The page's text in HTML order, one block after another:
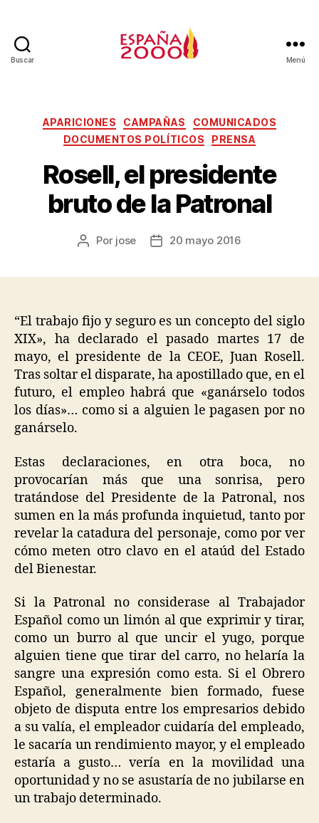
Buscar Menú
APARICIONES CAMPAÑAS
COMUNICADOS
DOCUMENTOS POLÍTICOS
PRENSA
Rosell, el presidente
bruto de la Patronal
Por jose 20 mayo 2016
“El trabajo fijo y seguro es un concepto del siglo
XIX», ha declarado el pasado martes 17 de
mayo, el presidente de la CEOE, Juan Rosell.
Tras soltar el disparate, ha apostillado que, en el
futuro, el empleo habrá que «ganárselo todos
los días»… como si a alguien le pagasen por no
ganárselo.
Estas declaraciones, en otra boca, no
provocarían más que una sonrisa, pero
tratándose del Presidente de la Patronal, nos
sumen en la más profunda inquietud, tanto por
revelar la catadura del personaje, como por ver
cómo meten otro clavo en el ataúd del Estado
del Bienestar.
Si la Patronal no considerase al Trabajador
Español como un limón al que exprimir y tirar,
como un burro al que uncir el yugo, porque
alguien tiene que tirar del carro, no helaría la
sangre una expresión como esta. Si el Obrero
Español, generalmente bien formado, fuese
objeto de disputa entre los empresarios debido
a su valía, el empleador cuidaría del empleado,
le sacaría un rendimiento mayor, y el empleado
estaría a gusto… vería en la movilidad una
oportunidad y no se asustaría de no jubilarse en
un trabajo determinado.